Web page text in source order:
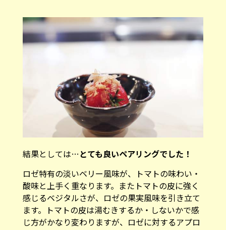
結果としては…とても良いペアリングでした！
ロゼ特有の淡いベリー風味が、トマトの味わい・
酸味と上手く重なります。またトマトの皮に強く
感じるベジタルさが、ロゼの果実風味を引き立て
ます。トマトの皮は湯むきするか・しないかで感
じ方がかなり変わりますが、ロゼに対するアプロ